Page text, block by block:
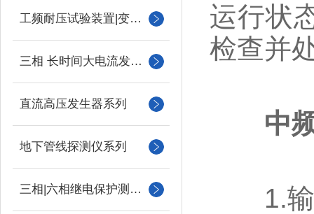
工频耐压试验装置|变压器
三相 长时间大电流发生器
直流高压发生器系列
地下管线探测仪系列
三相|六相继电保护测试仪
运行状
检查并
中
1.输